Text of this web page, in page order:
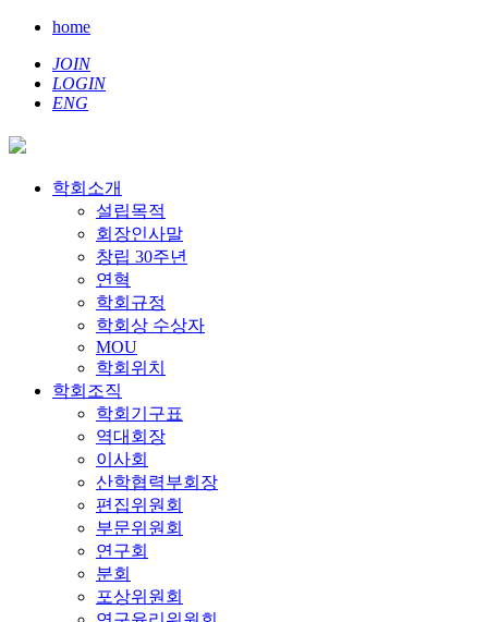
home
JOIN
LOGIN
ENG
학회소개
설립목적
회장인사말
창립 30주년
연혁
학회규정
학회상 수상자
MOU
학회위치
학회조직
학회기구표
역대회장
이사회
산학협력부회장
편집위원회
부문위원회
연구회
분회
포상위원회